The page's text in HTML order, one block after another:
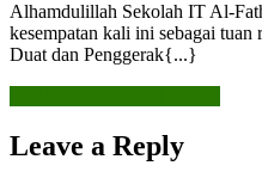
Alhamdulillah Sekolah IT Al-
kesempatan kali ini sebagai
Duat dan Penggerak{...}
Leave a Reply